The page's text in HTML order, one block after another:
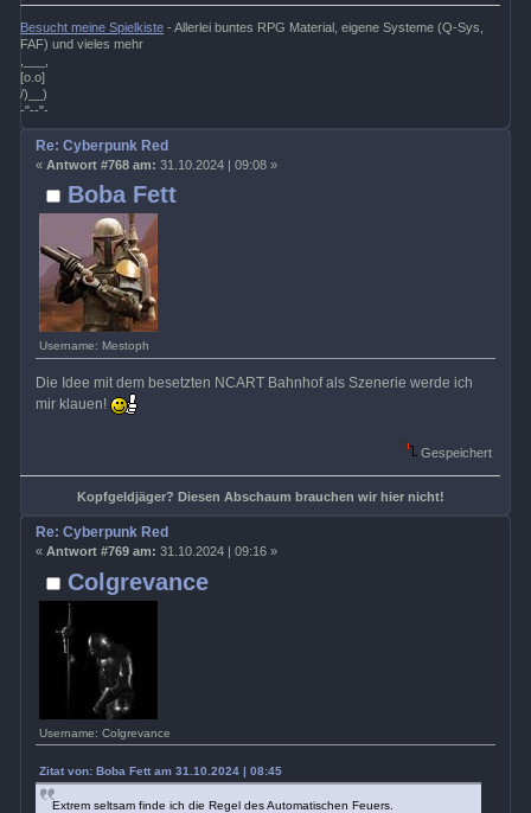
Besucht meine Spielkiste - Allerlei buntes RPG Material, eigene Systeme (Q-Sys,
FAF) und vieles mehr
[o.o]
/)__)
-"--"-
Boba Fett
Username: Mestoph
Re: Cyberpunk Red
« Antwort #768 am: 31.10.2024 | 09:08 »
Die Idee mit dem besetzten NCART Bahnhof als Szenerie werde ich
mir klauen!
Gespeichert
Kopfgeldjäger? Diesen Abschaum brauchen wir hier nicht!
Colgrevance
Username: Colgrevance
Re: Cyberpunk Red
« Antwort #769 am: 31.10.2024 | 09:16 »
Zitat von: Boba Fett am 31.10.2024 | 08:45
Extrem seltsam finde ich die Regel des Automatischen Feuers.